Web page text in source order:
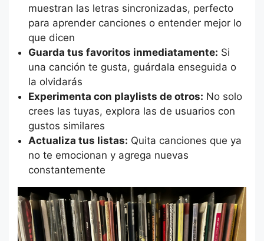
muestran las letras sincronizadas, perfecto
para aprender canciones o entender mejor lo
que dicen
Guarda tus favoritos inmediatamente: Si
una canción te gusta, guárdala enseguida o
la olvidarás
Experimenta con playlists de otros: No solo
crees las tuyas, explora las de usuarios con
gustos similares
Actualiza tus listas: Quita canciones que ya
no te emocionan y agrega nuevas
constantemente